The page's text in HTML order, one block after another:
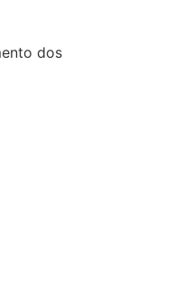
dos